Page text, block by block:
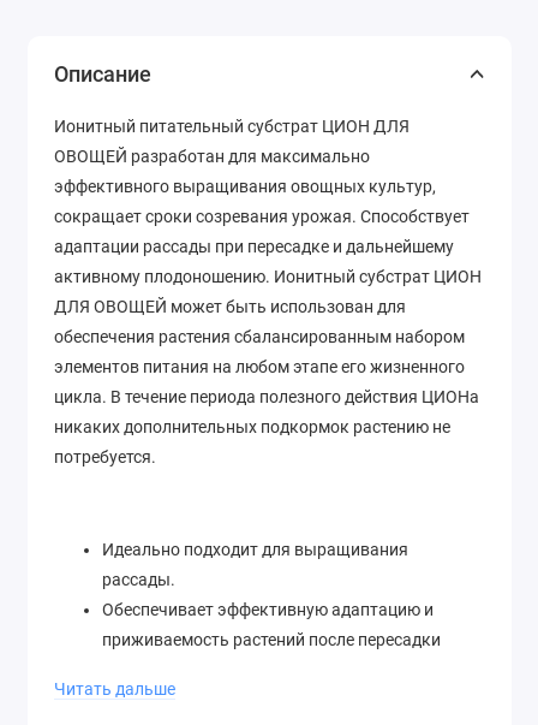
Описание
Ионитный питательный субстрат ЦИОН ДЛЯ
ОВОЩЕЙ разработан для максимально
эффективного выращивания овощных культур,
сокращает сроки созревания урожая. Способствует
адаптации рассады при пересадке и дальнейшему
активному плодоношению. Ионитный субстрат ЦИОН
ДЛЯ ОВОЩЕЙ может быть использован для
обеспечения растения сбалансированным набором
элементов питания на любом этапе его жизненного
цикла. В течение периода полезного действия ЦИОНа
никаких дополнительных подкормок растению не
потребуется.
Идеально подходит для выращивания
рассады.
Обеспечивает эффективную адаптацию и
приживаемость растений после пересадки
овощных культур.
Читать дальше